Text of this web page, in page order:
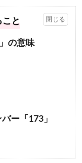
と
の意味
ー「173」